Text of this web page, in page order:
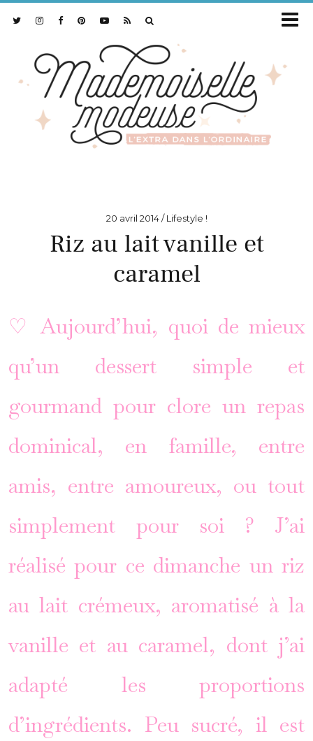
20 avril 2014 Lifestyle !
Riz au lait vanille et
caramel
♡ Aujourd’hui, quoi de mieux
qu’un dessert simple et
gourmand pour clore un repas
dominical, en famille, entre
amis, entre amoureux, ou tout
simplement pour soi ? J’ai
réalisé pour ce dimanche un riz
au lait crémeux, aromatisé à la
vanille et au caramel, dont j’ai
adapté les proportions
d’ingrédients. Peu sucré, il est